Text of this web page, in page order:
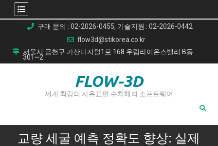
content
구매 문의 : 02-2026-0455, 기술지원 : 02-2026-0442
flow3d@stikorea.co.kr
서울시 금천구 가산디지털1로 168 우림라이온스밸리 B동
301~2
FLOW-3D
세계 최강의 자유표면 수치해석 소프트웨어
교량 세굴 예측 정확도 향상: 실제